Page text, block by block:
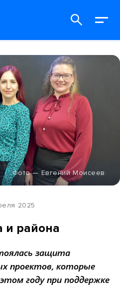
Фото — Евгений Моисеев
2025
и района
защита
проектов, которые
году при поддержке